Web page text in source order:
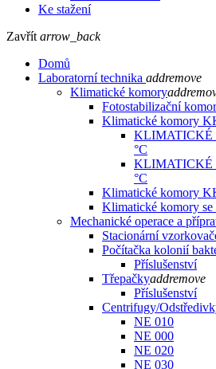
Ke stažení
Zavřít arrow_back
Domů
Laboratorní technika addremove
Klimatické komoryadd
Fotostabilizační
Klimatické komory
KLIMATICKÉ
°C
KLIMATICKÉ
°C
Klimatické komory
Klimatické komory se
Mechanické operace a
Stacionární
Počítačka kolonií
Příslušenství
Třepačkyaddremove
Příslušenství
Centrifugy/
NE 010
NE 000
NE 020
NE 030